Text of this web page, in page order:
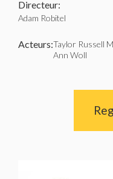
Directeur:
Adam Robitel
Acteurs:Taylor Russell
Ann Woll